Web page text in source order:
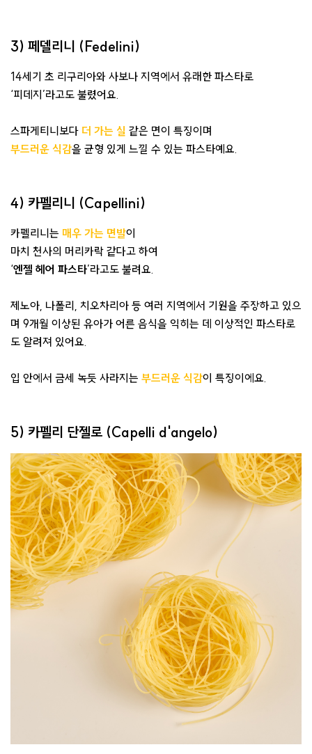
3) 페델리니 (Fedelini)
14세기 초 리구리아와 사보나 지역에서 유래한 파스타로
‘피데지’라고도 불렸어요.
스파게티니보다 더 가는 실 같은 면이 특징이며
부드러운 식감을 균형 있게 느낄 수 있는 파스타예요.
4) 카펠리니 (Capellini)
카펠리니는 매우 가는 면발이
마치 천사의 머리카락 같다고 하여
‘엔젤 헤어 파스타’라고도 불려요.
제노아, 나폴리, 치오차리아 등 여러 지역에서 기원을 주장하고 있으
며 9개월 이상된 유아가 어른 음식을 익히는 데 이상적인 파스타로
도 알려져 있어요.
입 안에서 금세 녹듯 사라지는 부드러운 식감이 특징이에요.
5) 카펠리 단젤로 (Capelli d'angelo)